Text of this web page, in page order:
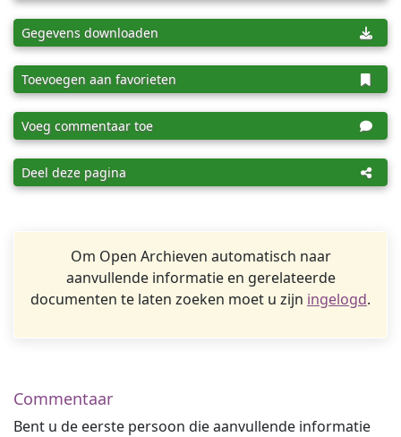
Gegevens downloaden
Toevoegen aan favorieten
Voeg commentaar toe
Deel deze pagina
Om Open Archieven automatisch naar
aanvullende informatie en gerelateerde
documenten te laten zoeken moet u zijn ingelogd.
Commentaar
Bent u de eerste persoon die aanvullende informatie